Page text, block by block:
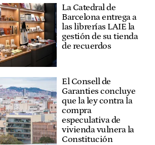
La Catedral de
Barcelona entrega a
las librerías LAIE la
gestión de su tienda
de recuerdos
El Consell de
Garanties concluye
que la ley contra la
compra
especulativa de
vivienda vulnera la
Constitución